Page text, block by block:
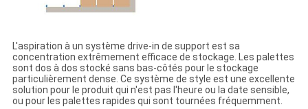
L'aspiration à un système drive-in de support est sa
concentration extrêmement efficace de stockage. Les palettes
sont dos à dos stocké sans bas-côtés pour le stockage
particulièrement dense. Ce système de style est une excellente
solution pour le produit qui n'est pas l'heure ou la date sensible,
ou pour les palettes rapides qui sont tournées fréquemment.